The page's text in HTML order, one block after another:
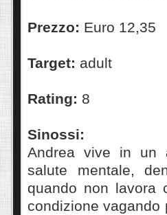
Prezzo: Euro 12,35
Target: adult
Rating: 8
Sinossi:
Andrea vive in un
salute mentale,
quando non lavora
condizione vagando